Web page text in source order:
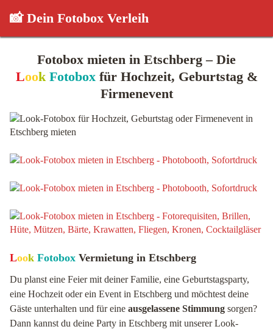
📸 Dein Fotobox Verleih
Fotobox mieten in Etschberg – Die
Look Fotoboxfür Hochzeit, Geburtstag &
Firmenevent
Look Fotobox Vermietung in Etschberg
Du planst eine Feier mit deiner Familie, eine Geburtstagsparty,
eine Hochzeit oder ein Event in Etschberg und möchtest deine
Gäste unterhalten und für eine ausgelassene Stimmung sorgen?
Dann kannst du deine Party in Etschberg mit unserer Look-